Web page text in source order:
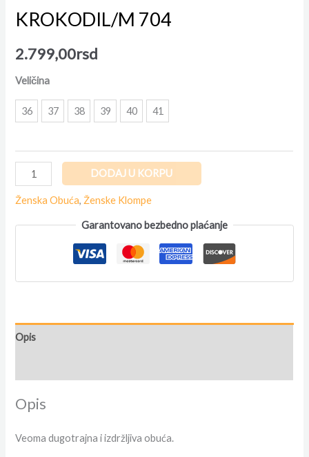
KROKODIL/M 704
2.799,00rsd
Veličina
36 37 38 39 40 41
DODAJ U KORPU
Ženska Obuća,Ženske Klompe
Garantovano bezbedno plaćanje
Opis
Opis
Veoma dugotrajna i izdržljiva obuća.